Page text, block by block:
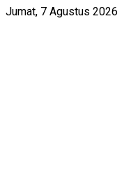
Jumat, 7 Agustus 2026